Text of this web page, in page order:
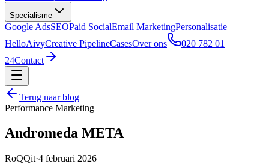
Specialisme
Google AdsSEOPaid SocialEmail MarketingPersonalisatie
HelloAivyCreative PipelineCasesOver ons
020 782 01
24Contact
Terug naar blog
Performance Marketing
Andromeda META
RoQQit·4 februari 2026